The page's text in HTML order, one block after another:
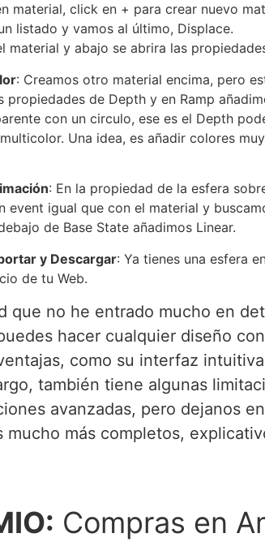
material, click en + para crear nuevo
listado y vamos al último, Displace.
material y abajo se abrira las
: Creamos otro material encima, pero
propiedades de Depth y en Ramp
con un circulo, ese es el Depth
Una idea, es añadir colores
: En la propiedad de la esfera
event igual que con el material y
de Base State añadimos Linear.
y Descargar: Ya tienes una esfera
de tu Web.
que no he entrado mucho en
hacer cualquier diseño
como su interfaz
también tiene algunas
avanzadas, pero dejanos
mucho más completos,
Compras en